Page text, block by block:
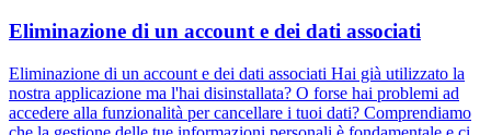
Eliminazione di un account e dei dati associati
Eliminazione di un account e dei dati associati Hai già utilizzato la
nostra applicazione ma l'hai disinstallata? O forse hai problemi ad
accedere alla funzionalità per cancellare i tuoi dati? Comprendiamo